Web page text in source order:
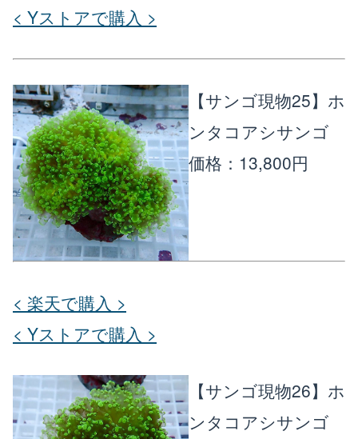
< Yストアで購入 >
【サンゴ現物25】ホ
ンタコアシサンゴ
価格：13,800円
< 楽天で購入 >
< Yストアで購入 >
【サンゴ現物26】ホ
ンタコアシサンゴ